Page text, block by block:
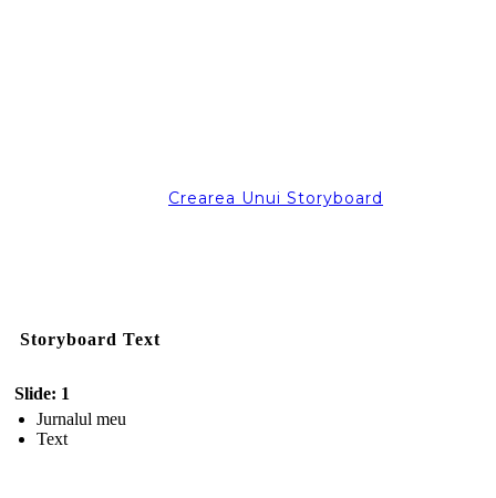
Crearea Unui Storyboard
Storyboard Text
Slide: 1
Jurnalul meu
Text